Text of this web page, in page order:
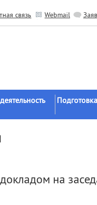
связь Webmail
советы
на